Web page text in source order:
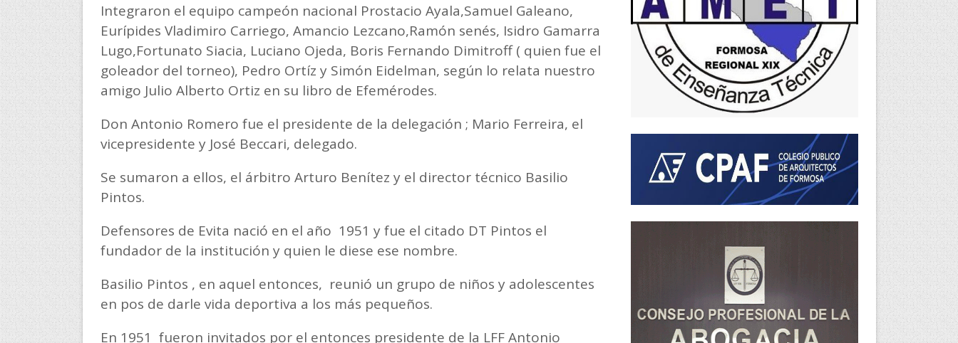
Integraron el equipo campeón nacional Prostacio Ayala,Samuel Galeano,
Eurípides Vladimiro Carriego, Amancio Lezcano,Ramón senés, Isidro Gamarra
Lugo,Fortunato Siacia, Luciano Ojeda, Boris Fernando Dimitroff ( quien fue el
goleador del torneo), Pedro Ortíz y Simón Eidelman, según lo relata nuestro
amigo Julio Alberto Ortiz en su libro de Efemérodes.
Don Antonio Romero fue el presidente de la delegación ; Mario Ferreira, el
vicepresidente y José Beccari, delegado.
Se sumaron a ellos, el árbitro Arturo Benítez y el director técnico Basilio
Pintos.
Defensores de Evita nació en el año 1951 y fue el citado DT Pintos el
fundador de la institución y quien le diese ese nombre.
Basilio Pintos , en aquel entonces, reunió un grupo de niños y adolescentes
en pos de darle vida deportiva a los más pequeños.
En 1951 fueron invitados por el entonces presidente de la LFF Antonio